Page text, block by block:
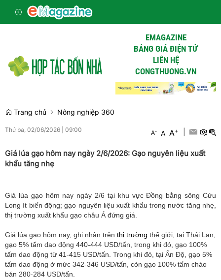
EMAGAZINE
BẢNG GIÁ ĐIỆN TỬ
LIÊN HỆ
CONGTHUONG.VN
Trang chủ Nông nghiệp 360
Thứ ba, 02/06/2026 09:00 A- A A+
Giá lúa gạo hôm nay ngày 2/6/2026: Gạo nguyên liệu xuất
khẩu tăng nhẹ
Giá lúa gạo hôm nay ngày 2/6 tại khu vực Đồng bằng sông Cửu
Long ít biến động; gạo nguyên liệu xuất khẩu trong nước tăng nhẹ,
thị trường xuất khẩu gạo châu Á đứng giá.
Giá lúa gạo hôm nay, ghi nhận trên thị trường thế giới, tại Thái Lan,
gạo 5% tấm dao động 440-444 USD/tấn, trong khi đó, gạo 100%
tấm dao động từ 41-415 USD/tấn. Trong khi đó, tại Ấn Độ, gạo 5%
tấm dao động ở mức 342-346 USD/tấn, còn gạo 100% tấm chào
bán 280-284 USD/tấn.